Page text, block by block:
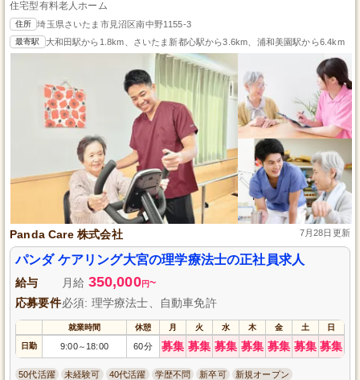
住宅型有料老人ホーム
住所 埼玉県さいたま市見沼区南中野1155-3
最寄駅 大和田駅から1.8km、さいたま新都心駅から3.6km、浦和美園駅から6.4km
Panda Care 株式会社 7月28日更新
パンダ ケアリング大宮の理学療法士の正社員求人
給与 月給 350,000円~
応募要件必須: 理学療法士、自動車免許
就業時間 休憩 月 火 水 木 金 土 日
日勤 9:00～ 18:00 60分 募集 募集 募集 募集 募集 募集 募集
50代活躍 未経験可 40代活躍 学歴不問 新卒可 新規オープン